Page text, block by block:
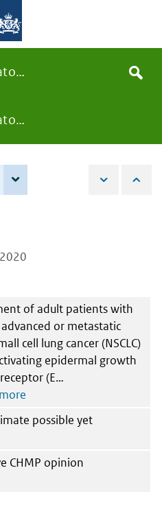
the
Search
of adult patients with
or metastatic
cell lung cancer (NSCLC)
epidermal growth
(E
possible yet
CHMP opinion